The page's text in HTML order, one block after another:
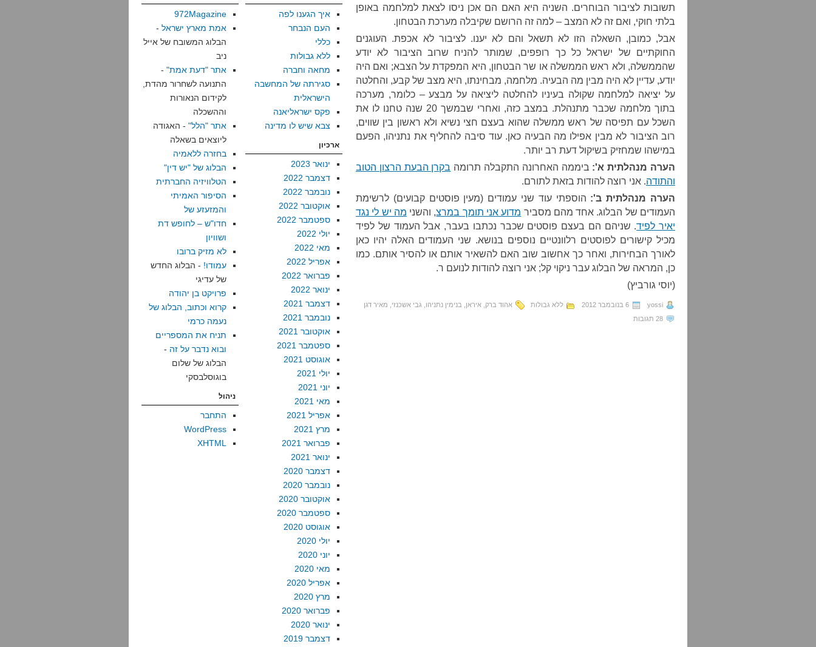
תשובות לציבור הבוחרים. השניה היא האם הם אכן ניסו לצאת למלחמה באופן
בלתי חוקי, ואם זה לא המצב – למה זה הרושם שקיבלה מערכת הבטחון.
אבל, כמובן, השאלה הזו לא תשאל והם לא יענו. לציבור לא אכפת. העוגנים
החוקתיים של ישראל כל כך רופפים, שמותר להניח שרוב הציבור לא יודע
שהממשלה, ולא ראש הממשלה או שר הבטחון, היא המפקדת על הצבא; ואם היה
יודע, עדיין לא היה מבין מה הבעיה. מלחמה, מבחינתו, היא מצב של קבע, והחלטה
על יציאה למלחמה שקולה בעיניו להחלטה ליציאה על מבצע – כלומר, מערכה
בתוך מלחמה שכבר מתנהלת. במצב כזה, ואחרי שבמשך 20 שנה טחנו לו את
השכל עם תפיסה של ראש ממשלה שהוא בעצם חצי נשיא ולא ראשון בין שווים,
רוב הציבור לא מבין אפילו מה הבעיה כאן. עוד סיבה להחליף את נתניהו, הפעם
במישהו שמחזיק בשיקול דעת רב יותר.
הערה מנהלתית א': ביממה האחרונה התקבלה תרומה בקרן הבעת הרצון הטוב
והתודה. אני רוצה להודות בזאת לתורם.
הערה מנהלתית ב': הוספתי עוד שני עמודים (מעין פוסטים קבועים) לרשימת
העמודים של הבלוג. אחד מהם מסביר מדוע אני תומך במרצ, והשני מה יש לי נגד
יאיר לפיד. שניהם הם בעצם פוסטים שכבר נכתבו בעבר, אבל העמוד של לפיד
מכיל קישורים לפוסטים רלוונטיים נוספים בנושא. שני העמודים האלה יהיו כאן
לאורך הבחירות, ואחר כך אחשוב שוב האם להשאיר אותם או להסיר אותם. כמו
כן, המראה של הבלוג עבר ניקוי קל; אני רוצה להודות לנועם ר.
(יוסי גורביץ)
yossi 6 בנובמבר 2012 ללא גבולות אהוד ברק איראן בנימין נתניהו גבי אשכנזי
מאיר דגן
28 תגובות
איך הגענו לפה
העם הנבחר
כללי
ללא גבולות
מחאה וחברה
סגירתה של המחשבה
הישראלית
פקס ישראליאנה
צבא שיש לו מדינה
ארכיון
ינואר 2023
דצמבר 2022
נובמבר 2022
אוקטובר 2022
ספטמבר 2022
יולי 2022
מאי 2022
אפריל 2022
פברואר 2022
ינואר 2022
דצמבר 2021
נובמבר 2021
אוקטובר 2021
ספטמבר 2021
אוגוסט 2021
יולי 2021
יוני 2021
מאי 2021
אפריל 2021
מרץ 2021
פברואר 2021
ינואר 2021
דצמבר 2020
נובמבר 2020
אוקטובר 2020
ספטמבר 2020
אוגוסט 2020
יולי 2020
יוני 2020
מאי 2020
אפריל 2020
מרץ 2020
פברואר 2020
ינואר 2020
דצמבר 2019
972Magazine
אמת מארץ ישראל -
הבלוג המשובח של אייל
ניב
אתר "דעת אמת" -
התנועה לשחרור מהדת,
לקידום הנאורות
וההשכלה
אתר "הלל" - האגודה
ליוצאים בשאלה
בחזרה ללאמיה
הבלוג של "יש דין"
הטלוויזיה החברתית
הסיפור האמיתי
והמזעזע של
חדו"ש – לחופש דת
ושוויון
לא מזיק ברובו
עמודו! - הבלוג החדש
של עדיגי
פרויקט בן יהודה
קרוא וכתוב, הבלוג של
נעמה כרמי
תניח את המספריים
ובוא נדבר על זה -
הבלוג של שלום
בוגוסלבסקי
ניהול
התחבר
WordPress
XHTML